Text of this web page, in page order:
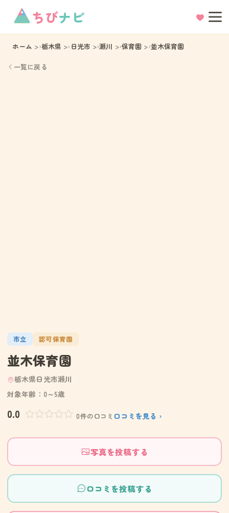
ちびナビ
ホーム 栃木県 日光市 瀬川 保育園 並木保育園
一覧に戻る
市立 認可保育園
並木保育園
栃木県日光市瀬川
対象年齢：0～5歳
0.0 0件の口コミ 口コミを見る ›
写真を投稿する
口コミを投稿する